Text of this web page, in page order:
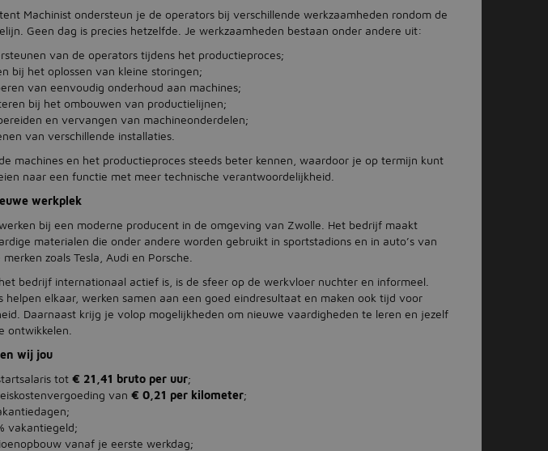
Machinist ondersteun je de operators bij verschillende werkzaamheden rondom de
Geen dag is precies hetzelfde. Je werkzaamheden bestaan onder andere uit:
van de operators tijdens het productieproces;
bij het oplossen van kleine storingen;
van eenvoudig onderhoud aan machines;
bij het ombouwen van productielijnen;
en vervangen van machineonderdelen;
van verschillende installaties.
machines en het productieproces steeds beter kennen, waardoor je op termijn kunt
naar een functie met meer technische verantwoordelijkheid.
werkplek
bij een moderne producent in de omgeving van Zwolle. Het bedrijf maakt
materialen die onder andere worden gebruikt in sportstadions en in auto’s van
merken zoals Tesla, Audi en Porsche.
bedrijf internationaal actief is, is de sfeer op de werkvloer nuchter en informeel.
helpen elkaar, werken samen aan een goed eindresultaat en maken ook tijd voor
Daarnaast krijg je volop mogelijkheden om nieuwe vaardigheden te leren en jezelf
ontwikkelen.
wij jou
tot € 21,41 bruto per uur;
van € 0,21 per kilometer;
vakantiegeld;
vanaf je eerste werkdag;